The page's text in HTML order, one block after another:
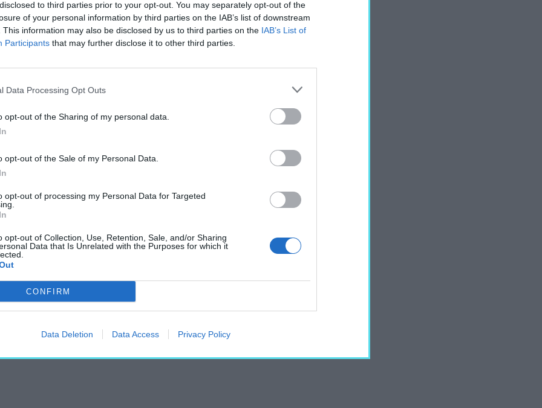
to third parties prior to your opt-out. You may separately opt-out of the
of your personal information by third parties on the IAB’s list of downstream
This information may also be disclosed by us to third parties on the IAB’s List of
Participants that may further disclose it to other third parties.
Data Processing Opt Outs
opt-out of the Sharing of my personal data.
opt-out of the Sale of my Personal Data.
opt-out of processing my Personal Data for Targeted
opt-out of Collection, Use, Retention, Sale, and/or Sharing
Data that Is Unrelated with the Purposes for which it
CONFIRM
Data Deletion Data Access Privacy Policy
Kendelényi Péter –
György Kossuth-
18 órakor a FUGA
Kiadó Kft.
három építész.
Budapest, Petőfi
Gardenhouse
Templom és
– Metrodom